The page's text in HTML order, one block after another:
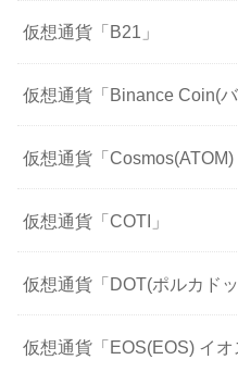
仮想通貨「B21」
仮想通貨「Binance Coin(
仮想通貨「Cosmos(ATOM)
仮想通貨「COTI」
仮想通貨「DOT(ポルカドッ
仮想通貨「EOS(EOS) イオ